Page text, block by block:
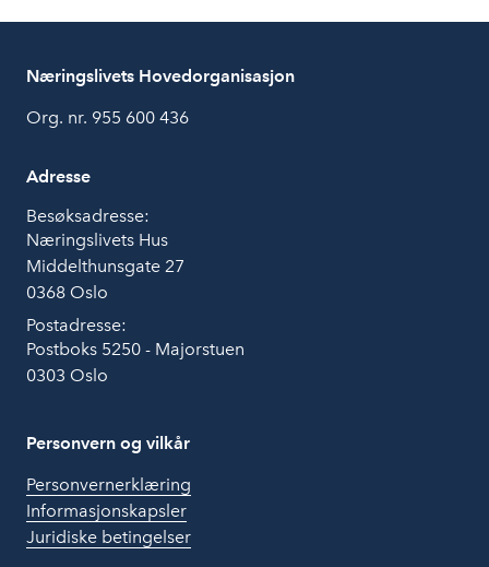
Næringslivets Hovedorganisasjon
Org. nr. 955 600 436
Adresse
Besøksadresse:
Næringslivets Hus
Middelthunsgate 27
0368 Oslo
Postadresse:
Postboks 5250 - Majorstuen
0303 Oslo
Personvern og vilkår
Personvernerklæring
Informasjonskapsler
Juridiske betingelser